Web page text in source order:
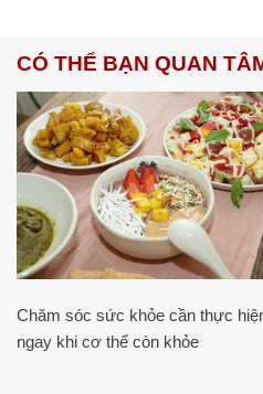
CÓ THỂ BẠN QUAN
Chăm sóc sức khỏe cần thực
ngay khi cơ thể còn khỏe